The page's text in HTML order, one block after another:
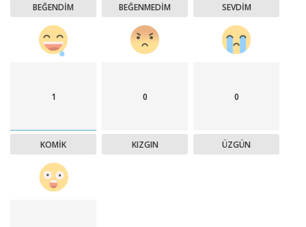
BEĞENDIM BEĞENMEDIM SEVDIM
1
KOMIK
0
KIZGIN
0
ÜZGÜN